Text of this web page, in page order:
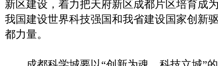
新区建设，着力把天府新区成都片区培育成
我国建设世界科技强国和我省建设国家创新
都力量。